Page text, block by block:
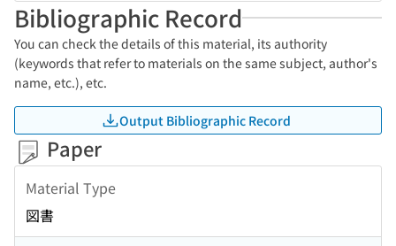
Bibliographic Record
You can check the details of this material, its authority
(keywords that refer to materials on the same subject, author's
name, etc.), etc.
Output Bibliographic Record
Paper
Material Type
図書